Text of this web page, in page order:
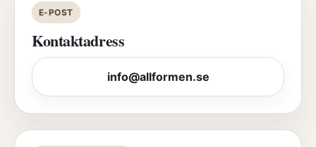
E-POST
Kontaktadress
info@allformen.se